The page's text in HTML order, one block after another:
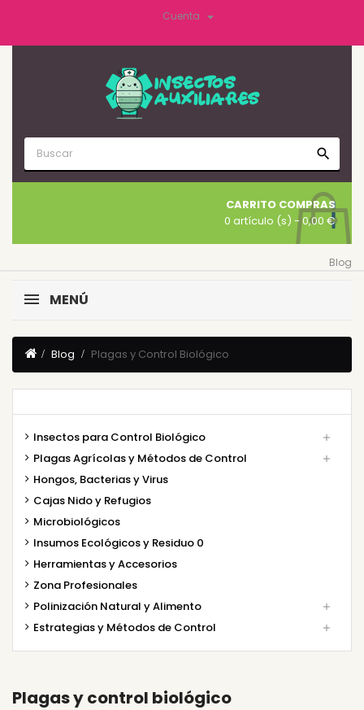
Cuenta 
search
CARRITO COMPRAS
0 artículo (s) - 0,00 €
Blog
MENÚ
Blog Plagas y Control Biológico
Insectos para Control Biológico 
Plagas Agrícolas y Métodos de Control 
Hongos, Bacterias y Virus
Cajas Nido y Refugios
Microbiológicos
Insumos Ecológicos y Residuo 0
Herramientas y Accesorios
Zona Profesionales
Polinización Natural y Alimento

Estrategias y Métodos de Control 
Plagas y control biológico